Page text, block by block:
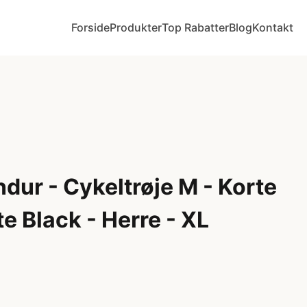
ForsideProdukterTop RabatterBlogKontakt
- Cykeltrøje M - Korte
Black - Herre - XL